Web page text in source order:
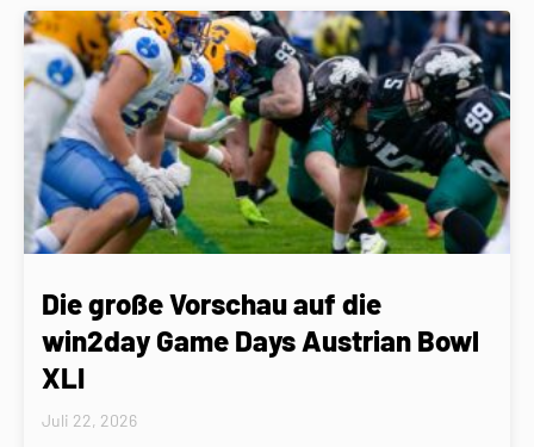
Die große Vorschau auf die
win2day Game Days Austrian Bowl
XLI
Juli 22, 2026